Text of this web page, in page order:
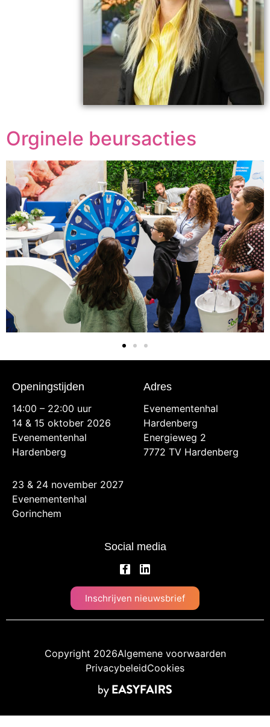
Orginele beursacties
Openingstijden
14:00 – 22:00 uur
14 & 15 oktober 2026
Evenementenhal
Hardenberg
23 & 24 november 2027
Evenementenhal
Gorinchem
Adres
Evenementenhal
Hardenberg
Energieweg 2
7772 TV Hardenberg
Social media
Inschrijven nieuwsbrief
Copyright 2026Algemene voorwaarden
PrivacybeleidCookies